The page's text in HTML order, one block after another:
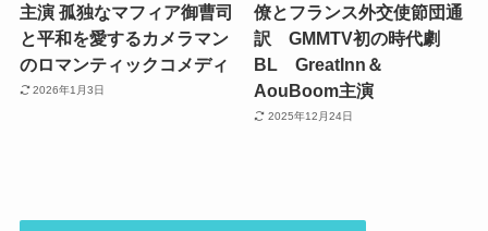
主演 孤独なマフィア御曹司
と平和を愛するカメラマン
のロマンティックコメディ
2026年1月3日
僚とフランス外交使節団通
訳 GMMTV初の時代劇
BL GreatInn＆
AouBoom主演
2025年12月24日